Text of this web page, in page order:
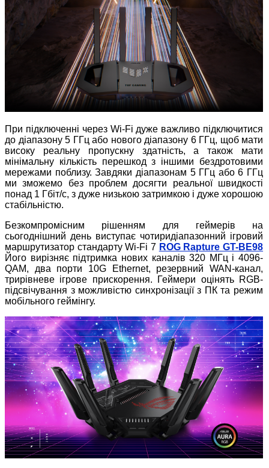
При підключенні через Wi-Fi дуже важливо підключитися
до діапазону 5 ГГц або нового діапазону 6 ГГц, щоб мати
високу реальну пропускну здатність, а також мати
мінімальну кількість перешкод з іншими бездротовими
мережами поблизу. Завдяки діапазонам 5 ГГц або 6 ГГц
ми зможемо без проблем досягти реальної швидкості
понад 1 Гбіт/с, з дуже низькою затримкою і дуже хорошою
стабільністю.
Безкомпромісним рішенням для геймерів на
сьогоднішний день виступає чотиридіапазонний ігровий
маршрутизатор стандарту Wi-Fi 7 ROG Rapture GT-BE98
Його вирізняє підтримка нових каналів 320 МГц і 4096-
QAM, два порти 10G Ethernet, резервний WAN-канал,
трирівневе ігрове прискорення. Геймери оцінять RGB-
підсвічування з можливістю синхронізації з ПК та режим
мобільного геймінгу.